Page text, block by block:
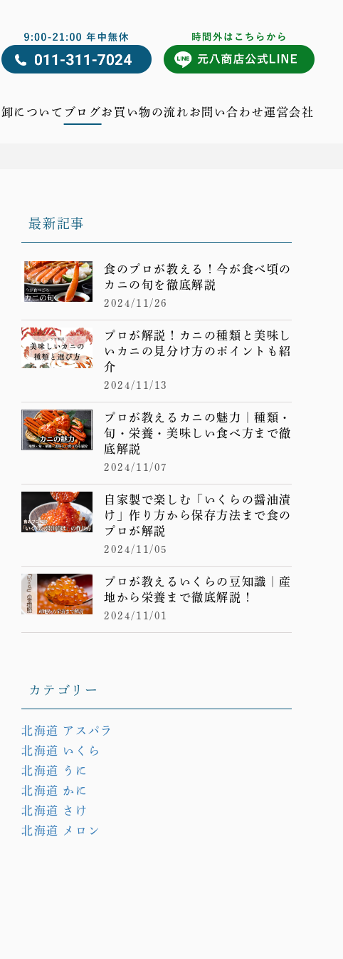
卸について ブログお買い物の流れお問い合わせ運営会社
最新記事
食のプロが教える！今が食べ頃の
カニの旬を徹底解説
2024/11/26
プロが解説！カニの種類と美味し
いカニの見分け方のポイントも紹
介
2024/11/13
プロが教えるカニの魅力｜種類・
旬・栄養・美味しい食べ方まで徹
底解説
2024/11/07
自家製で楽しむ「いくらの醤油漬
け」作り方から保存方法まで食の
プロが解説
2024/11/05
プロが教えるいくらの豆知識｜産
地から栄養まで徹底解説！
2024/11/01
カテゴリー
北海道 アスパラ
北海道 いくら
北海道 うに
北海道 かに
北海道 さけ
北海道 メロン